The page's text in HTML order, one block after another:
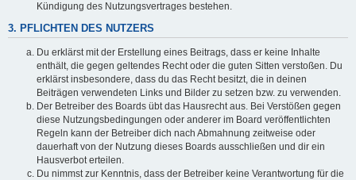
Kündigung des Nutzungsvertrages bestehen.
3. PFLICHTEN DES NUTZERS
Du erklärst mit der Erstellung eines Beitrags, dass er keine Inhalte
enthält, die gegen geltendes Recht oder die guten Sitten verstoßen. Du
erklärst insbesondere, dass du das Recht besitzt, die in deinen
Beiträgen verwendeten Links und Bilder zu setzen bzw. zu verwenden.
Der Betreiber des Boards übt das Hausrecht aus. Bei Verstößen gegen
diese Nutzungsbedingungen oder anderer im Board veröffentlichten
Regeln kann der Betreiber dich nach Abmahnung zeitweise oder
dauerhaft von der Nutzung dieses Boards ausschließen und dir ein
Hausverbot erteilen.
Du nimmst zur Kenntnis, dass der Betreiber keine Verantwortung für die